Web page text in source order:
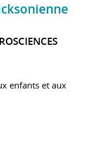
enfants et aux